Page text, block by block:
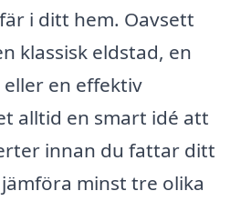
i ditt hem. Oavsett
klassisk eldstad, en
en effektiv
alltid en smart idé att
innan du fattar ditt
minst tre olika